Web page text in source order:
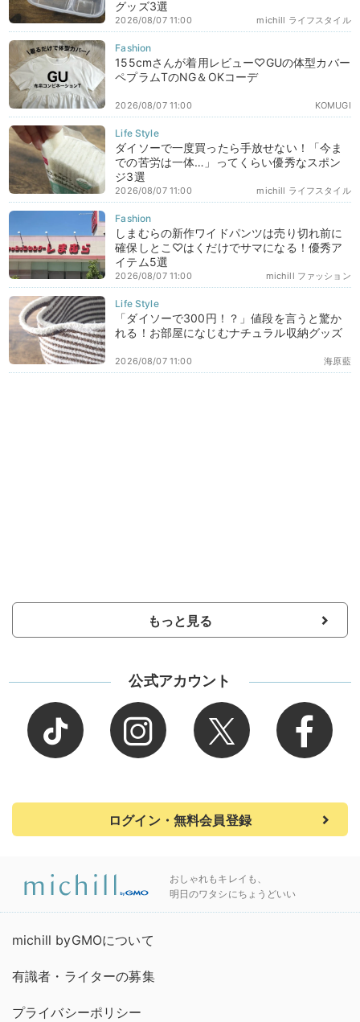
グッズ3選
michill ライフスタイル
2026/08/07 11:00
155cmさんが着用レビュー♡GUの体型カバー
ペプラムTのNG＆OKコーデ
KOMUGI
2026/08/07 11:00
ダイソーで一度買ったら手放せない！「今ま
での苦労は一体…」ってくらい優秀なスポン
ジ3選
michill ライフスタイル
2026/08/07 11:00
しまむらの新作ワイドパンツは売り切れ前に
確保しとこ♡はくだけでサマになる！優秀ア
イテム5選
michill ファッション
2026/08/07 11:00
「ダイソーで300円！？」値段を言うと驚か
れる！お部屋になじむナチュラル収納グッズ
海原藍
2026/08/07 11:00
もっと見る
公式アカウント
ログイン・無料会員登録
おしゃれもキレイも、
明日のワタシにちょうどいい
michill byGMOについて
有識者・ライターの募集
プライバシーポリシー